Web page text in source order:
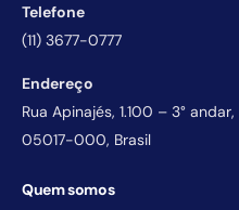
Telefone
(11) 3677-0777
Endereço
Rua Apinajés, 1.100 – 3°
05017-000, Brasil
Quem somos